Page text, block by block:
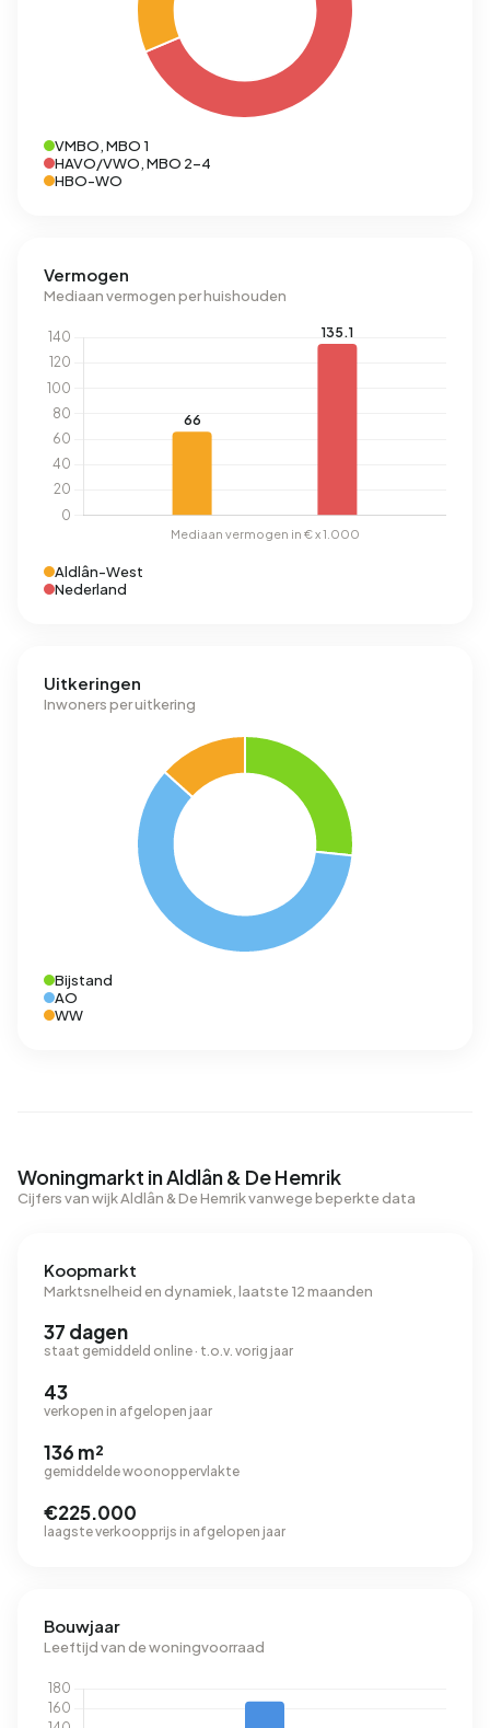
VMBO, MBO 1
HAVO/VWO, MBO 2-4
HBO-WO
Vermogen
Mediaan vermogen per huishouden
Aldlân-West
Nederland
Uitkeringen
Inwoners per uitkering
Bijstand
AO
WW
Woningmarkt in Aldlân & De Hemrik
Cijfers van wijk Aldlân & De Hemrik vanwege beperkte data
Koopmarkt
Marktsnelheid en dynamiek, laatste 12 maanden
37 dagen
staat gemiddeld online · t.o.v. vorig jaar
43
verkopen in afgelopen jaar
136 m²
gemiddelde woonoppervlakte
€225.000
laagste verkoopprijs in afgelopen jaar
Bouwjaar
Leeftijd van de woningvoorraad